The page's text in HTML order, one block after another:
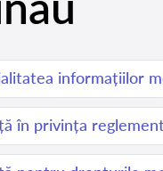
informațiilor
în privința